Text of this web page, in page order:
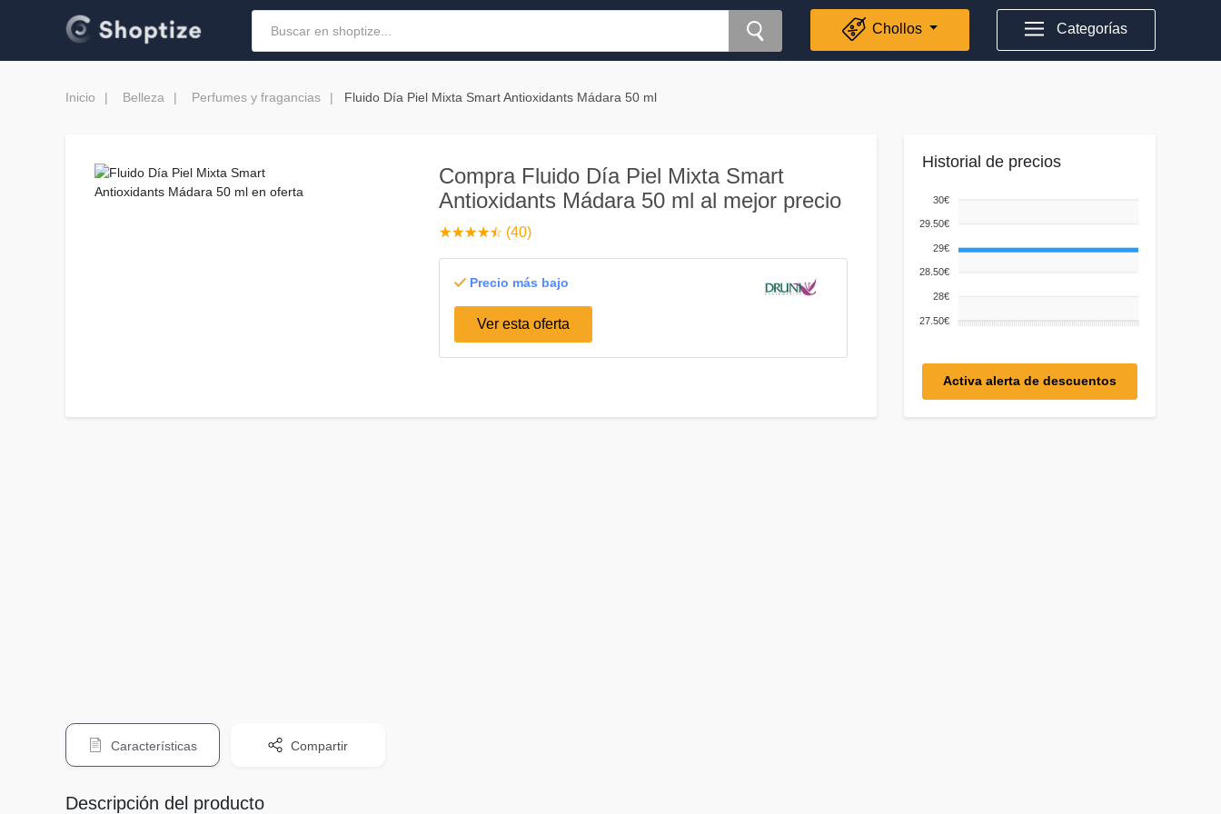
Chollos Categorías
Inicio Belleza Perfumes y fragancias Fluido Día Piel Mixta Smart Antioxidants Mádara 50 ml
Compra Fluido Día Piel Mixta Smart
Antioxidants Mádara 50 ml al mejor precio
☆☆☆☆☆
★★★★★ (40)
Precio más bajo
Ver esta oferta
Historial de precios
30€
29.50€
29€
28.50€
28€
27.50€
Activa alerta de descuentos
Características Compartir
Descripción del producto